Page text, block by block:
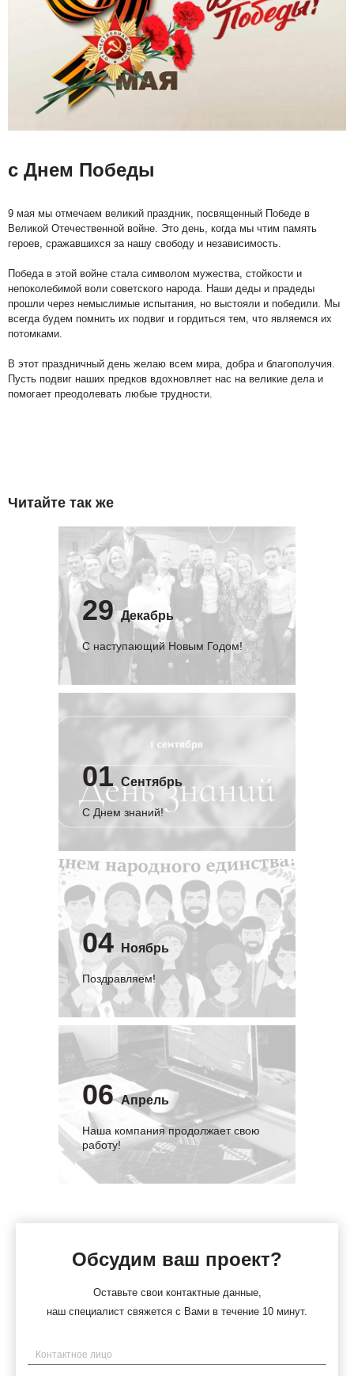
с Днем Победы
9 мая мы отмечаем великий праздник, посвященный Победе в
Великой Отечественной войне. Это день, когда мы чтим память
героев, сражавшихся за нашу свободу и независимость.
Победа в этой войне стала символом мужества, стойкости и
непоколебимой воли советского народа. Наши деды и прадеды
прошли через немыслимые испытания, но выстояли и победили. Мы
всегда будем помнить их подвиг и гордиться тем, что являемся их
потомками.
В этот праздничный день желаю всем мира, добра и благополучия.
Пусть подвиг наших предков вдохновляет нас на великие дела и
помогает преодолевать любые трудности.
Читайте так же
29 Декабрь
С наступающий Новым Годом!
01 Сентябрь
C Днем знаний!
04 Ноябрь
Поздравляем!
06 Апрель
Наша компания продолжает свою
работу!
Обсудим ваш проект?
Оставьте свои контактные данные,
наш специалист свяжется с Вами в течение 10 минут.
Имя